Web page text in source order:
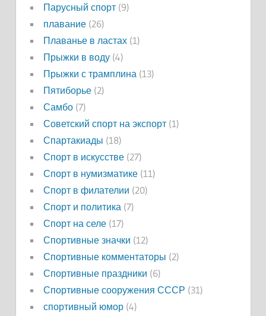
Парусный спорт(9)
плавание(26)
Плаванье в ластах(1)
Прыжки в воду(4)
Прыжки с трамплина (13)
Пятиборье(2)
Самбо(7)
Советский спорт на экспорт(1)
Спартакиады (18)
Спорт в искусстве(27)
Спорт в нумизматике(11)
Спорт в филателии (20)
Спорт и политика (7)
Спорт на селе(17)
Спортивные значки (12)
Спортивные комментаторы (2)
Спортивные праздники (6)
Спортивные сооружения СССР (31)
спортивный юмор(4)